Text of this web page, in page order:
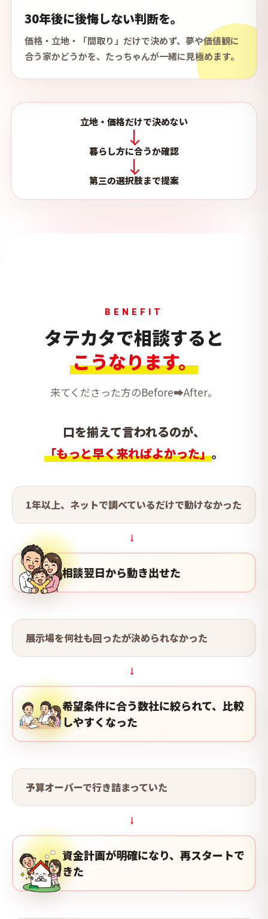
30年後に後悔しない判断を。
価格・立地・「間取り」だけで決めず、夢や価値観に
合う家かどうかを、たっちゃんが一緒に見極めます。
立地・価格だけで決めない
暮らし方に合うか確認
第三の選択肢まで提案
BENEFIT
タテカタで相談すると
こうなります。
来てくださった方のBefore➡After。
口を揃えて言われるのが、
「もっと早く来ればよかった」。
1年以上、ネットで調べているだけで動けなかった
→
相談翌日から動き出せた
展示場を何社も回ったが決められなかった
→
希望条件に合う数社に絞られて、比較
しやすくなった
予算オーバーで行き詰まっていた
→
資金計画が明確になり、再スタートで
きた